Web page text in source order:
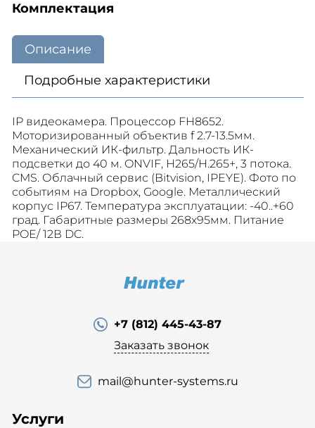
Комплектация
Описание
Подробные характеристики
IP видеокамера. Процессор FH8652.
Моторизированный объектив f 2.7-13.5мм.
Механический ИК-фильтр. Дальность ИК-
подсветки до 40 м. ONVIF, H265/H.265+, 3 потока.
CMS. Облачный сервис (Bitvision, IPEYE). Фото по
событиям на Dropbox, Google. Металлический
корпус IP67. Температура эксплуатации: -40..+60
град. Габаритные размеры 268x95мм. Питание
POE/ 12В DC.
+7 (812) 445-43-87
Заказать звонок
mail@hunter-systems.ru
Услуги